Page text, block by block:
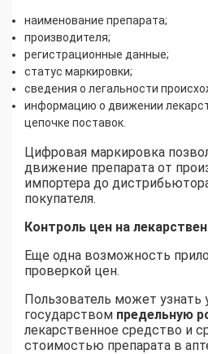
наименование препарата;
производителя;
регистрационные данные;
статус маркировки;
сведения о легальности
информацию о движении
цепочке поставок.
Цифровая маркировка
движение препарата от
импортера до
покупателя.
Контроль цен на
Еще одна возможность
проверкой цен.
Пользователь может узнать
государством предельную
лекарственное средство и
стоимостью препарата в